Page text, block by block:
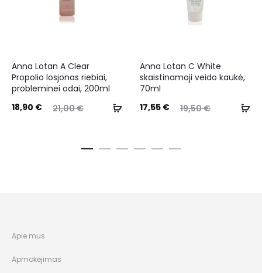
Anna Lotan A Clear
Propolio losjonas riebiai,
probleminei odai, 200ml
21,00€
18,90 €
Anna Lotan C White
skaistinamoji veido kaukė,
70ml
19,50€
17,55 €
Apie mus
Apmokėjimas